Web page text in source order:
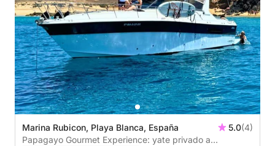
Marina Rubicon, Playa Blanca, España 5.0(4)
Papagayo Gourmet Experience: yate privado a